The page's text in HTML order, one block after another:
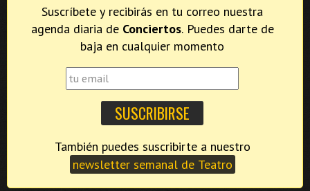
Suscríbete y recibirás en tu correo nuestra
agenda diaria de Conciertos. Puedes darte de
baja en cualquier momento
newsletter semanal de Teatro